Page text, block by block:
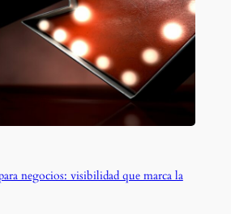
negocios: visibilidad que marca la